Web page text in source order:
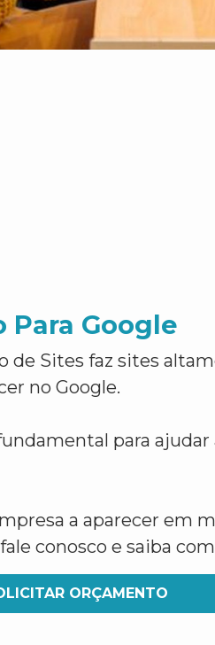
Google
de Sites faz sites
no Google.
para ajudar
a aparecer em
conosco e saiba
ORÇAMENTO